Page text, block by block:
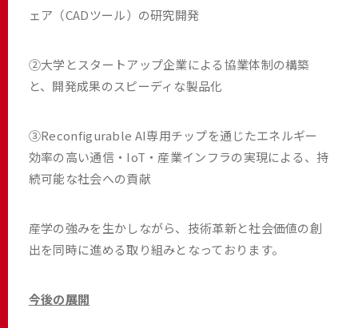
ェア（CADツール）の研究開発
②大学とスタートアップ企業による協業体制の構築
と、開発成果のスピーディな製品化
③Reconfigurable AI専用チップを通じたエネルギー
効率の高い通信・IoT・産業インフラの実現による、持
続可能な社会への貢献
産学の強みを生かしながら、技術革新と社会価値の創
出を同時に進める取り組みとなっております。
今後の展開